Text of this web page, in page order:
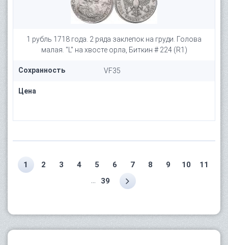
1 рубль 1718 года. 2 ряда заклепок на груди. Голова
малая. "L" на хвосте орла, Биткин # 224 (R1)
Сохранность VF35
Цена
1 2 3 4 5 6 7 8 9 10 11
39